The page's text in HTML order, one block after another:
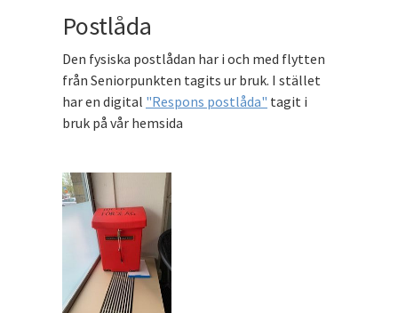
Postlåda
Den fysiska postlådan har i och med flytten
från Seniorpunkten tagits ur bruk. I stället
har en digital "Respons postlåda" tagit i
bruk på vår hemsida